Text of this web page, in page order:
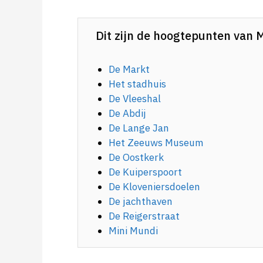
Dit zijn de hoogtepunten van
De Markt
Het stadhuis
De Vleeshal
De Abdij
De Lange Jan
Het Zeeuws Museum
De Oostkerk
De Kuiperspoort
De Kloveniersdoelen
De jachthaven
De Reigerstraat
Mini Mundi